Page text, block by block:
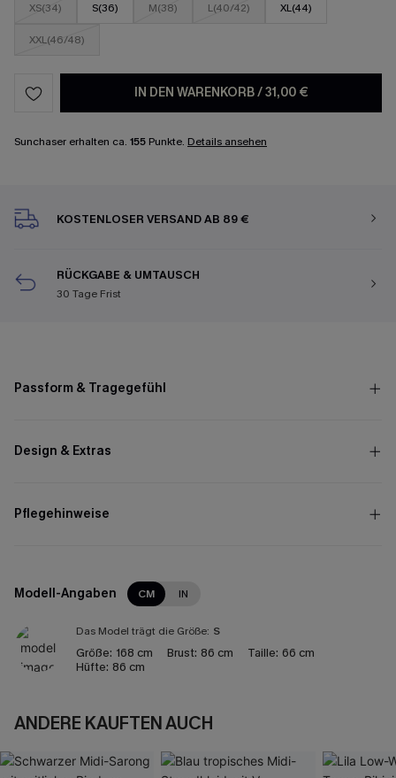
XS(34) S(36) M(38) L(40/42) XL(44)
XXL(46/48)
IN DEN WARENKORB/31,00 €
Sunchaser erhalten ca. 155 Punkte. Details ansehen
KOSTENLOSER VERSAND AB 89 €
RÜCKGABE & UMTAUSCH
30 Tage Frist
Passform & Tragegefühl
Design & Extras
Pflegehinweise
Modell-Angaben CM IN
Das Model trägt die Größe: S
Größe: 168 cm Brust: 86 cm Taille: 66 cm
Hüfte: 86 cm
ANDERE KAUFTEN AUCH